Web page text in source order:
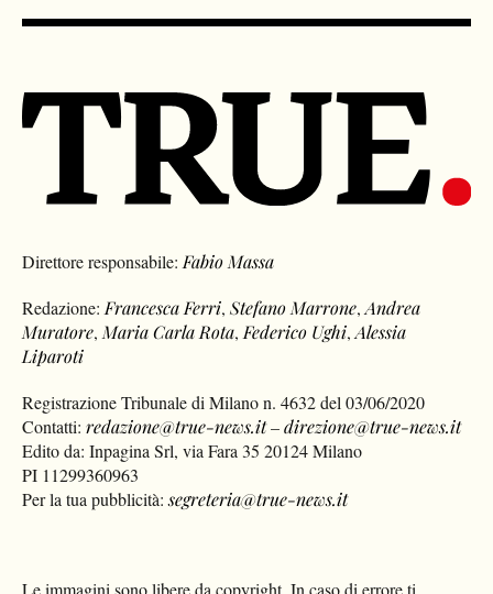
Direttore responsabile:Fabio Massa
Redazione:Francesca Ferri,Stefano Marrone,Andrea
Muratore,Maria Carla Rota,Federico Ughi,Alessia
Liparoti
Registrazione Tribunale di Milano n. 4632 del 03/06/2020
Contatti:redazione@true-news.it–direzione@true-news.it
Edito da: Inpagina Srl, via Fara 35 20124 Milano
PI 11299360963
Per la tua pubblicità:segreteria@true-news.it
Le immagini sono libere da copyright. In caso di errore ti